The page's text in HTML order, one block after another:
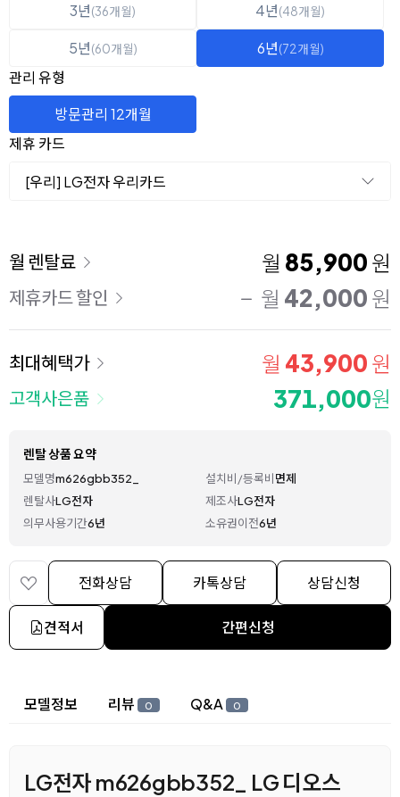
3년(36개월) 4년(48개월)
5년(60개월) 6년(72개월)
관리 유형
방문관리 12개월
제휴 카드
[우리] LG전자 우리카드
이용 요금
월 렌탈료 월 85,900 원
제휴카드 할인 월 42,000 원
최대혜택가 월 43,900 원
고객사은품 371,000원
렌탈 상품 요약
모델명m626gbb352_ 설치비/등록비면제
렌탈사LG전자 제조사LG전자
의무사용기간6년 소유권이전6년
전화상담 카톡상담 상담신청
견적서 간편신청
상세 정보
모델정보 리뷰 0 Q&A 0
LG전자 m626gbb352_ LG 디오스